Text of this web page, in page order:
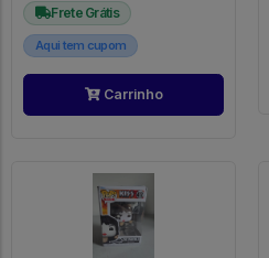
Frete Grátis
Aqui tem cupom
Carrinho